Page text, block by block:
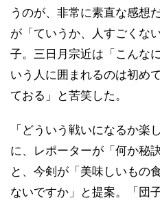
うのが、非常に素直な感想
が「ていうか、人すごくな
子。三日月宗近は「こんな
いう人に囲まれるのは初め
ておる」と苦笑した。
「どういう戦いになるか楽
に、レポーターが「何か秘
と、今剣が「美味しいもの
ないですか」と提案。「団